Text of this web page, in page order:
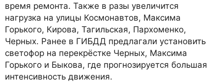
время ремонта. Также в разы увеличится
нагрузка на улицы Космонавтов, Максима
Горького, Кирова, Тагильская, Пархоменко,
Черных. Ранее в ГИБДД предлагали установить
светофор на перекрёстке Черных, Максима
Горького и Быкова, где прогнозируется большая
интенсивность движения.